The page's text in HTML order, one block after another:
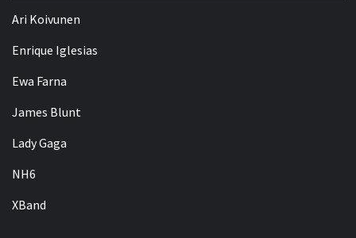
Ari Koivunen
Enrique Iglesias
Ewa Farna
James Blunt
Lady Gaga
NH6
XBand